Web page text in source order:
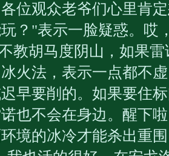
位观众老爷们心里肯
？"表示一脸疑惑。哎
教胡马度阴山，如果
火法，表示一点都不
早要削的。如果要住
也不会在身边。醒下
境的冰冷才能杀出重